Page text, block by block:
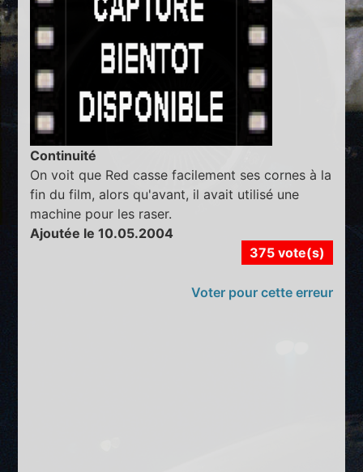
Continuité
On voit que Red casse facilement ses cornes à la
fin du film, alors qu'avant, il avait utilisé une
machine pour les raser.
Ajoutée le 10.05.2004
375 vote(s)
Voter pour cette erreur